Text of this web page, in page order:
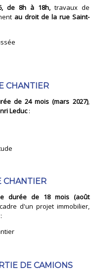
de 8h à 18h,travaux de
au droit de la rue Saint-
CHANTIER
de 24 mois (mars 2027),
Leduc:
CHANTIER
durée de 18 mois (août
d'un projet immobilier,
:
DE CAMIONS